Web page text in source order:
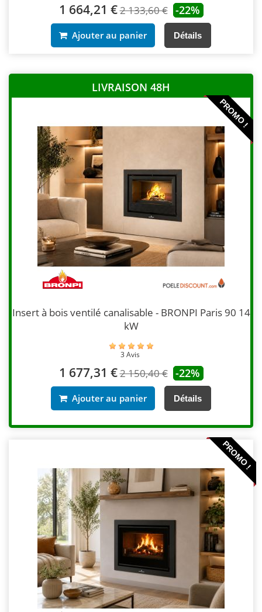
1 664,21 €2 133,60 € -22%
Ajouter au panier Détails
LIVRAISON 48H
PROMO !
Insert à bois ventilé canalisable - BRONPI Paris 90 14
kW
3 Avis
1 677,31 €2 150,40 € -22%
Ajouter au panier Détails
PROMO !